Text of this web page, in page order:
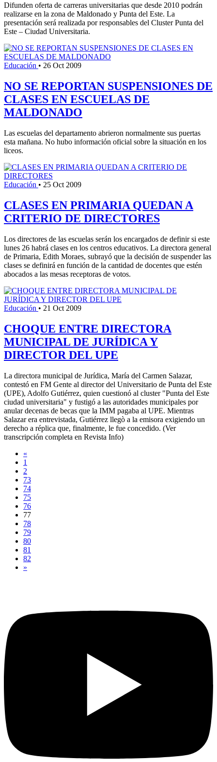
Difunden oferta de carreras universitarias que desde 2010 podrán
realizarse en la zona de Maldonado y Punta del Este. La
presentación será realizada por responsables del Cluster Punta del
Este – Ciudad Universitaria.
Educación • 26 Oct 2009
NO SE REPORTAN SUSPENSIONES DE
CLASES EN ESCUELAS DE
MALDONADO
Las escuelas del departamento abrieron normalmente sus puertas
esta mañana. No hubo información oficial sobre la situación en los
liceos.
Educación • 25 Oct 2009
CLASES EN PRIMARIA QUEDAN A
CRITERIO DE DIRECTORES
Los directores de las escuelas serán los encargados de definir si este
lunes 26 habrá clases en los centros educativos. La directora general
de Primaria, Edith Moraes, subrayó que la decisión de suspender las
clases se definirá en función de la cantidad de docentes que estén
abocados a las mesas receptoras de votos.
Educación • 21 Oct 2009
CHOQUE ENTRE DIRECTORA
MUNICIPAL DE JURÍDICA Y
DIRECTOR DEL UPE
La directora municipal de Jurídica, María del Carmen Salazar,
contestó en FM Gente al director del Universitario de Punta del Este
(UPE), Adolfo Gutiérrez, quien cuestionó al cluster "Punta del Este
ciudad universitaria" y fustigó a las autoridades municipales por
anular decenas de becas que la IMM pagaba al UPE. Mientras
Salazar era entrevistada, Gutiérrez llegò a la emisora exigiendo un
derecho a réplica que, finalmente, le fue concedido. (Ver
transcripción completa en Revista Info)
«
1
2
73
74
75
76
77
78
79
80
81
82
»